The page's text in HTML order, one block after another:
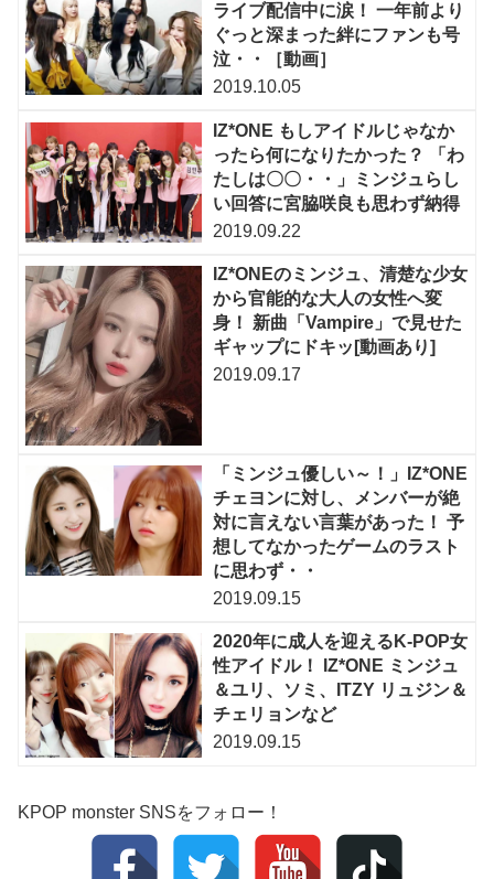
ライブ配信中に涙！ 一年前より
ぐっと深まった絆にファンも号
泣・・［動画］
2019.10.05
IZ*ONE もしアイドルじゃなか
ったら何になりたかった？ 「わ
たしは〇〇・・」ミンジュらし
い回答に宮脇咲良も思わず納得
2019.09.22
IZ*ONEのミンジュ、清楚な少女
から官能的な大人の女性へ変
身！ 新曲「Vampire」で見せた
ギャップにドキッ[動画あり]
2019.09.17
「ミンジュ優しい～！」IZ*ONE
チェヨンに対し、メンバーが絶
対に言えない言葉があった！ 予
想してなかったゲームのラスト
に思わず・・
2019.09.15
2020年に成人を迎えるK-POP女
性アイドル！ IZ*ONE ミンジュ
＆ユリ、ソミ、ITZY リュジン＆
チェリョンなど
2019.09.15
KPOP monster SNSをフォロー！